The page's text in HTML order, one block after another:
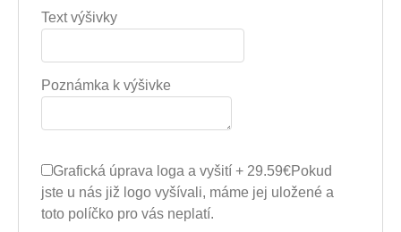
Text výšivky
Poznámka k výšivke
Grafická úprava loga a vyšití + 29.59€Pokud
jste u nás již logo vyšívali, máme jej uložené a
toto políčko pro vás neplatí.